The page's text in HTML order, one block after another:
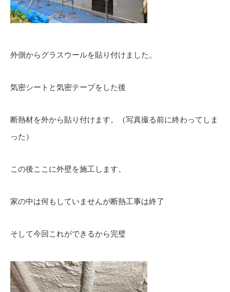
外側からグラスウールを貼り付けました。
気密シートと気密テープをした後
断熱材を外から貼り付けます。（写真撮る前に終わってしま
った）
この後ここに外壁を施工します。
家の中は何もしていませんが断熱工事は終了
そして今回これができるから完璧